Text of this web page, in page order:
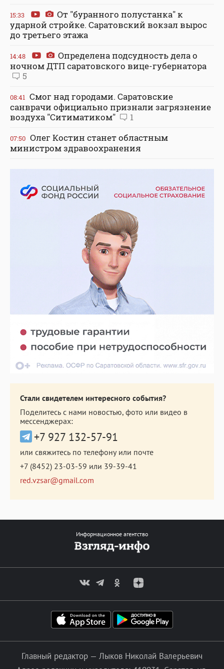
15:33
От "буранного полустанка" к
ударной стройке. Саратовский вокзал вырос
до третьего этажа
14:48
Определена подсудность дела о
ночном ДТП саратовского вице-губернатора
5
08:41 Смог над городами. Саратовские
санврачи официально признали загрязнение
воздуха "Ситиматиком"
1
07:50 Олег Костин станет областным
министром здравоохранения
Стали свидетелем интересного события?
Поделитесь с нами новостью, фото или видео в
мессенджерах:
+7 927 132-57-91
или свяжитесь по телефону или почте
+7 (8452) 23-03-59 или 39-39-41
red.vzsar@gmail.com
Информационное агентство
Главный редактор — Лыков Николай Валерьевич